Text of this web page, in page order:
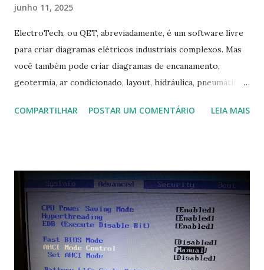
junho 11, 2025
ElectroTech, ou QET, abreviadamente, é um software livre
para criar diagramas elétricos industriais complexos. Mas
você também pode criar diagramas de encanamento,
geotermia, ar condicionado, layout, hidráulica, pneumática,
Na última versão 0.100, a coleção contém mais de 8.000
COMPARTILHAR POSTAR UM COMENTÁRIO LEIA MAIS